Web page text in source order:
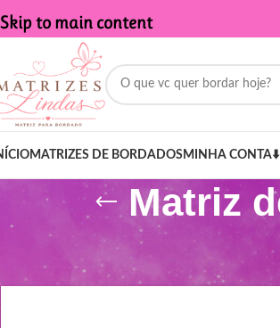
Skip to main content
MATRIZES DE BORDADOSMINHA CONTA
Matriz
Produtos marcados com a tag “Matriz